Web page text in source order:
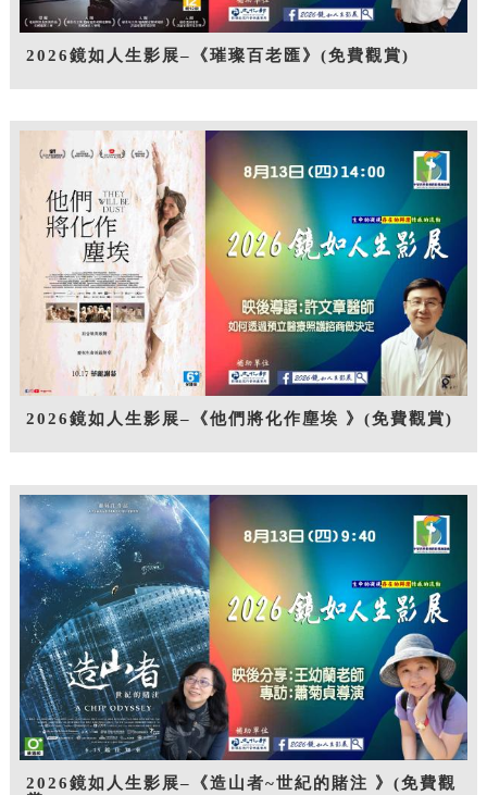
2026鏡如人生影展–《璀璨百老匯》(免費觀賞)
2026鏡如人生影展–《他們將化作塵埃 》(免費觀賞)
2026鏡如人生影展–《造山者~世紀的賭注 》(免費觀